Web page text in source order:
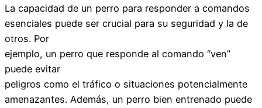
La capacidad de un perro para responder a comandos
esenciales puede ser crucial para su seguridad y la de
otros. Por
ejemplo, un perro que responde al comando “ven”
puede evitar
peligros como el tráfico o situaciones potencialmente
amenazantes. Además, un perro bien entrenado puede